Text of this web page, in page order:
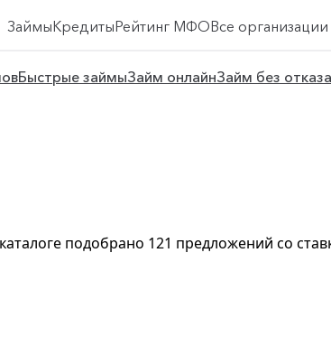
ЗаймыКредитыРейтинг МФОВсе
Быстрые займыЗайм онлайнЗайм без отказа
подобрано 121 предложений со